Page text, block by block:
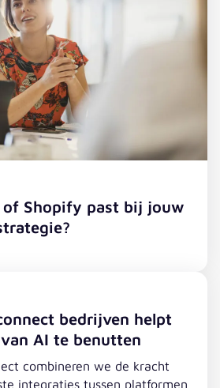
of Shopify past bij jouw
past bij jouw e-commerce
bedrijven helpt
AI te benutten
combineren we de kracht
integraties tussen platformen